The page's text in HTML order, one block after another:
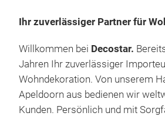
Ihr zuverlässiger Partner für
Willkommen bei Decostar.
Jahren Ihr zuverlässiger
Wohndekoration. Von unserem
Apeldoorn aus bedienen wir
Kunden. Persönlich und mit